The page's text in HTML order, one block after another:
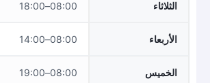
الثلاثاء 08:00–18:00
الأربعاء 08:00–14:00
الخميس 08:00–19:00